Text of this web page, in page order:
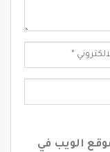
الويب في